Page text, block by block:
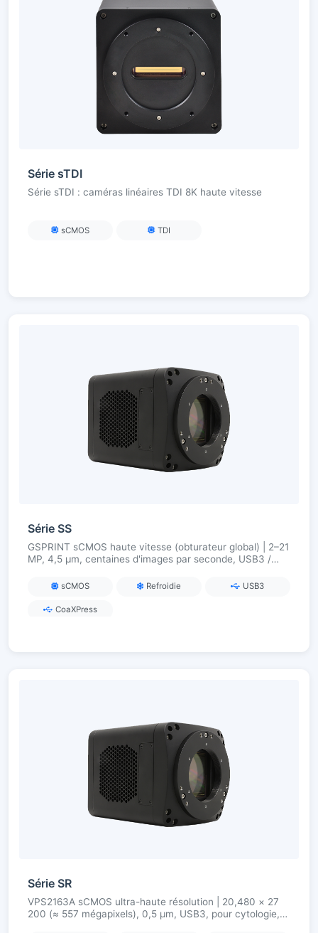
Série sTDI
Série sTDI : caméras linéaires TDI 8K haute vitesse
sCMOS TDI
Série SS
GSPRINT sCMOS haute vitesse (obturateur global) | 2–21
MP, 4,5 µm, centaines d'images par seconde, USB3 /
grande vitesse
sCMOS Refroidie USB3
CoaXPress
Série SR
VPS2163A sCMOS ultra-haute résolution | 20,480 × 27
200 (≈ 557 mégapixels), 0,5 µm, USB3, pour cytologie,